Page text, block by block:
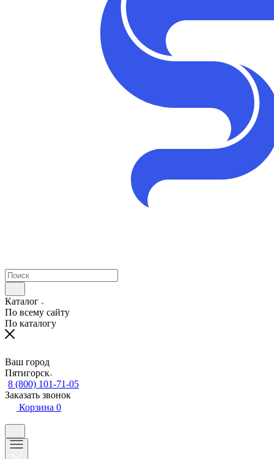
Каталог
По всему сайту
По каталогу
Ваш город
Пятигорск
8 (800) 101-71-05
Заказать звонок
Корзина 0